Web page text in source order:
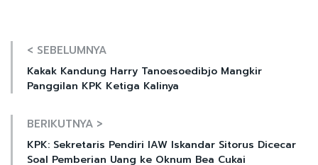
< SEBELUMNYA
Kakak Kandung Harry Tanoesoedibjo Mangkir
Panggilan KPK Ketiga Kalinya
BERIKUTNYA >
KPK: Sekretaris Pendiri IAW Iskandar Sitorus Dicecar
Soal Pemberian Uang ke Oknum Bea Cukai